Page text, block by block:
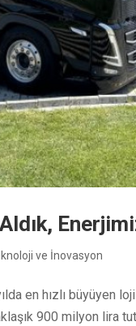
ve İnovasyon
en hızlı büyüyen
900 milyon lira